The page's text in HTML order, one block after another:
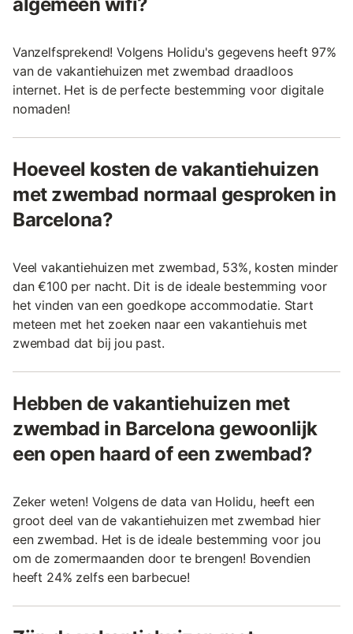
Vanzelfsprekend! Volgens Holidu's gegevens heeft 97%
van de vakantiehuizen met zwembad draadloos
internet. Het is de perfecte bestemming voor digitale
nomaden!
Hoeveel kosten de vakantiehuizen
met zwembad normaal gesproken in
Barcelona?
Veel vakantiehuizen met zwembad, 53%, kosten minder
dan €100 per nacht. Dit is de ideale bestemming voor
het vinden van een goedkope accommodatie. Start
meteen met het zoeken naar een vakantiehuis met
zwembad dat bij jou past.
Hebben de vakantiehuizen met
zwembad in Barcelona gewoonlijk
een open haard of een zwembad?
Zeker weten! Volgens de data van Holidu, heeft een
groot deel van de vakantiehuizen met zwembad hier
een zwembad. Het is de ideale bestemming voor jou
om de zomermaanden door te brengen! Bovendien
heeft 24% zelfs een barbecue!